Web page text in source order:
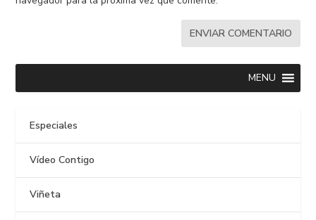
MENU
Especiales
Vídeo Contigo
Viñeta